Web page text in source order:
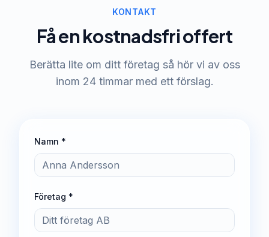
KONTAKT
Få en kostnadsfri offert
Berätta lite om ditt företag så hör vi av oss
inom 24 timmar med ett förslag.
Namn *
Företag *